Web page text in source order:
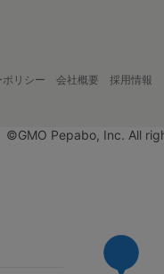
リシー 会社概要 採用情報
©GMO Pepabo, Inc. All